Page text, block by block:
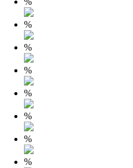
%
%
%
%
%
%
%